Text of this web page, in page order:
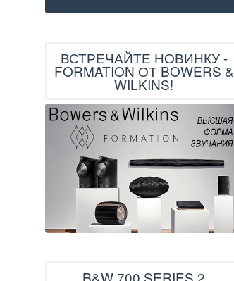
ВСТРЕЧАЙТЕ НОВИНКУ -
FORMATION ОТ BOWERS &
WILKINS!